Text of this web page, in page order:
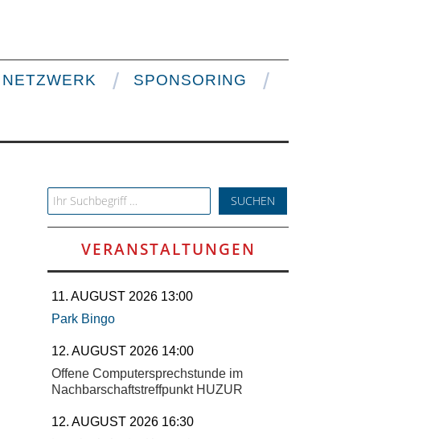
NETZWERK SPONSORING
Search for:
VERANSTALTUNGEN
11. AUGUST 2026 13:00
Park Bingo
12. AUGUST 2026 14:00
Offene Computersprechstunde im
Nachbarschaftstreffpunkt HUZUR
12. AUGUST 2026 16:30